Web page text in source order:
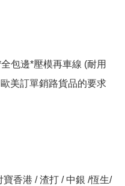
包邊*壓模再車線 (耐用
美訂單銷路貨品的要求
香港 / 渣打 / 中銀 /恆生/